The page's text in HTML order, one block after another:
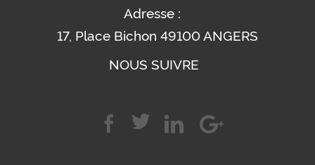
Adresse :
17, Place Bichon 49100 ANGERS
NOUS SUIVRE